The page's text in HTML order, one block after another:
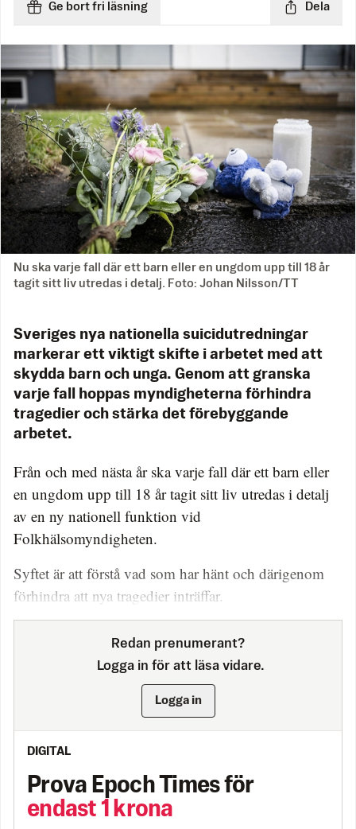
Ge bort fri läsning Dela
Nu ska varje fall där ett barn eller en ungdom upp till 18 år
tagit sitt liv utredas i detalj. Foto: Johan Nilsson/TT
Sveriges nya nationella suicidutredningar
markerar ett viktigt skifte i arbetet med att
skydda barn och unga. Genom att granska
varje fall hoppas myndigheterna förhindra
tragedier och stärka det förebyggande
arbetet.
Från och med nästa år ska varje fall där ett barn eller
en ungdom upp till 18 år tagit sitt liv utredas i detalj
av en ny nationell funktion vid
Folkhälsomyndigheten.
Syftet är att förstå vad som har hänt och därigenom
förhindra att nya tragedier inträffar.
Redan prenumerant?
Logga in för att läsa vidare.
Logga in
DIGITAL
Prova Epoch Times för
endast 1 krona